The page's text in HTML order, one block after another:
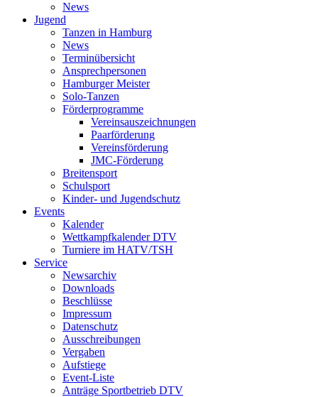
News
Jugend
Tanzen in Hamburg
News
Terminübersicht
Ansprechpersonen
Hamburger Meister
Solo-Tanzen
Förderprogramme
Vereinsauszeichnungen
Paarförderung
Vereinsförderung
JMC-Förderung
Breitensport
Schulsport
Kinder- und Jugendschutz
Events
Kalender
Wettkampfkalender DTV
Turniere im HATV/TSH
Service
Newsarchiv
Downloads
Beschlüsse
Impressum
Datenschutz
Ausschreibungen
Vergaben
Aufstiege
Event-Liste
Anträge Sportbetrieb DTV